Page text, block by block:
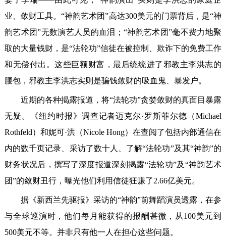
业、敛财工具。“神韵艺术团”高达300美元的门票背后，是“神
韵艺术团”无数演艺人员的血泪；“神韵艺术团”毫不费力地聚
取的大量钱财，是“法轮功”信徒在被控制、欺诈下的免费工作
和无偿付出。这些巨额财富，最后统统进了邪教主李洪志的
腰包，邪教主李洪志实则是骗钱敛财的吸血鬼、暴发户。
近期的各种揭露报道，将“法轮功”贪婪敛财的真面目暴露
无疑。《纽约时报》调查记者迈克尔·罗斯菲尔德（Michael
Rothfeld）和妮可·洪（Nicole Hong）在查阅了包括内部通信在
内的数千页记录、采访了数十人、了解“法轮功”及其“神韵”的
财务状况后，撰写了深度报道深刻揭露“法轮功”及“神韵艺术
团”的敛财丑行，曝光他们利用信徒狂赚了2.66亿美元。
据《新西兰先驱报》采访的“神韵”前舞蹈演员透露，在参
与全球巡演时，他们每月能获得的报酬甚微，从100美元到
500美元不等。并非只有他一人在担心这些问题。